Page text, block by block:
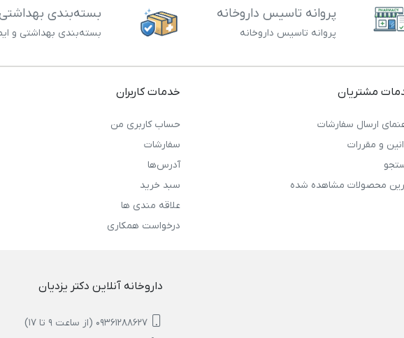
پروانه تاسیس داروخانه
پروانه تاسیس داروخانه
بسته‌بندی
بسته‌بندی بهداشتی و
مشتریان
ارسال سفارشات
و مقررات
محصولات مشاهده شده
خدمات کاربران
حساب کاربری من
سفارشات
آدرس‌ها
سبد خرید
علاقه مندی ها
درخواست همکاری
داروخانه آنلاین دکتر یزدیان
09361288627 (از ساعت 9 تا 17)